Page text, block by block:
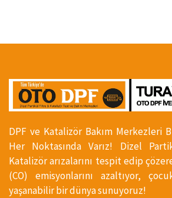
DPF ve Katalizör Bakım Merkezleri
Her Noktasında Varız! Dizel
Katalizör arızalarını tespit edip
(CO) emisyonlarını azaltıyor,
yaşanabilir bir dünya sunuyoruz!